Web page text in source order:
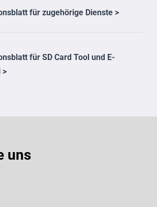
für zugehörige Dienste >
für SD Card Tool und E-
>
uns